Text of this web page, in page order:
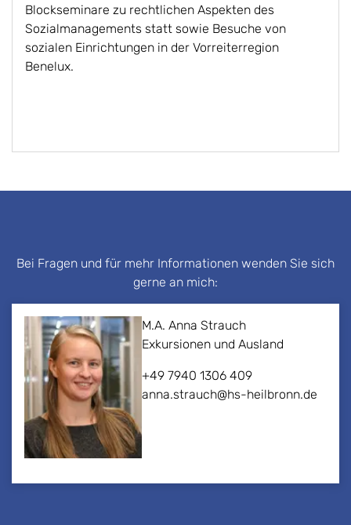
Blockseminare zu rechtlichen Aspekten des
Sozialmanagements statt sowie Besuche von
sozialen Einrichtungen in der Vorreiterregion
Benelux.
Bei Fragen und für mehr Informationen wenden Sie sich
gerne an mich:
M.A. Anna Strauch
Exkursionen und Ausland
+49 7940 1306 409
anna.strauch@hs-heilbronn.de